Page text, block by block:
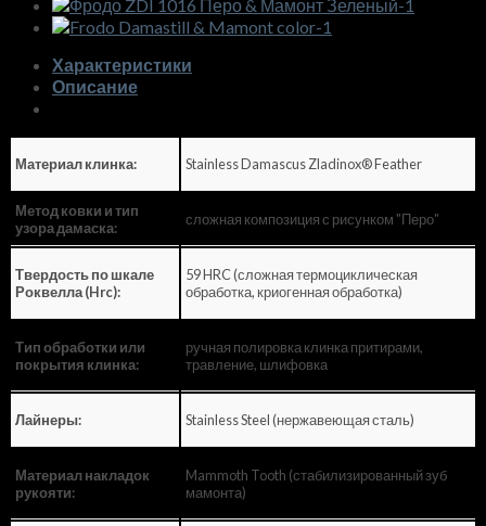
Характеристики
Описание
Материал клинка: Stainless Damascus Zladinox® Feather
Метод ковки и тип
узора дамаска:
сложная композиция с рисунком "Перо"
Твердость по шкале
Роквелла (Hrc):
59 HRC (сложная термоциклическая
обработка, криогенная обработка)
Тип обработки или
покрытия клинка:
ручная полировка клинка притирами,
травление, шлифовка
Лайнеры: Stainless Steel (нержавеющая сталь)
Материал накладок
рукояти:
Mammoth Tooth (стабилизированный зуб
мамонта)